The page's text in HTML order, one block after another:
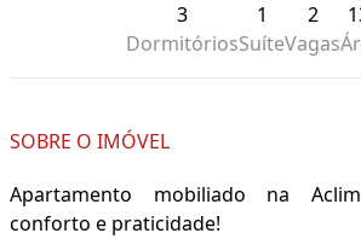
3
Dormitórios
1
Suíte
2
Vagas
SOBRE O IMÓVEL
Apartamento mobiliado na
conforto e praticidade!